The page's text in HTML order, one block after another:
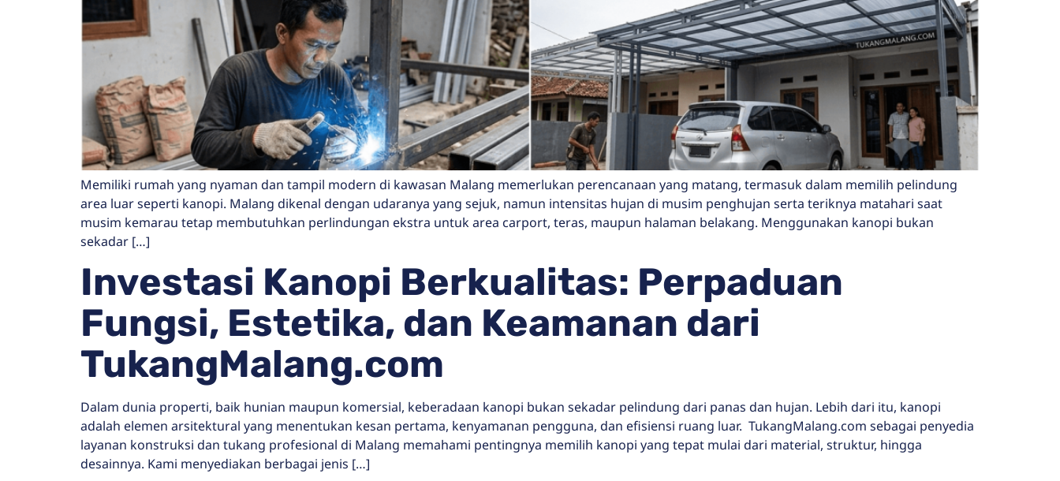
Memiliki rumah yang nyaman dan tampil modern di kawasan Malang memerlukan perencanaan yang matang, termasuk dalam memilih pelindung
area luar seperti kanopi. Malang dikenal dengan udaranya yang sejuk, namun intensitas hujan di musim penghujan serta teriknya matahari saat
musim kemarau tetap membutuhkan perlindungan ekstra untuk area carport, teras, maupun halaman belakang. Menggunakan kanopi bukan
sekadar […]
Investasi Kanopi Berkualitas: Perpaduan
Fungsi, Estetika, dan Keamanan dari
TukangMalang.com
Dalam dunia properti, baik hunian maupun komersial, keberadaan kanopi bukan sekadar pelindung dari panas dan hujan. Lebih dari itu, kanopi
adalah elemen arsitektural yang menentukan kesan pertama, kenyamanan pengguna, dan efisiensi ruang luar. TukangMalang.com sebagai penyedia
layanan konstruksi dan tukang profesional di Malang memahami pentingnya memilih kanopi yang tepat mulai dari material, struktur, hingga
desainnya. Kami menyediakan berbagai jenis […]